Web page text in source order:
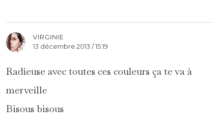
VIRGINIE
13 décembre 2013 / 15:19
Radieuse avec toutes ces couleurs ça te va à
merveille
Bisous bisous